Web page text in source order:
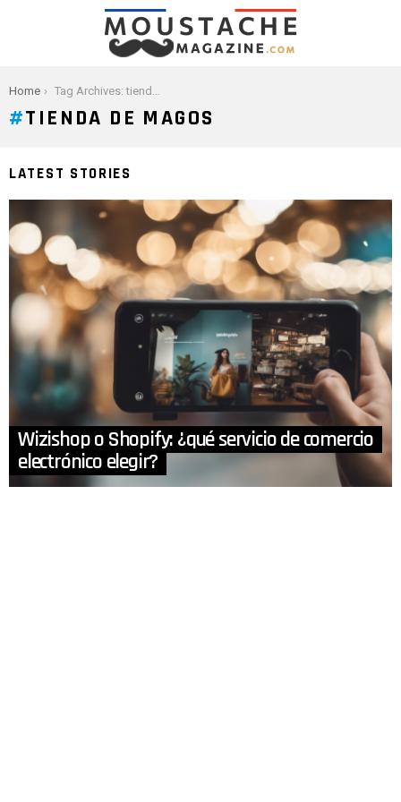
You are here:
Home Tag Archives: tienda de magos
TIENDA DE MAGOS
LATEST STORIES
Wizishop o Shopify: ¿qué servicio de comercio
electrónico elegir?